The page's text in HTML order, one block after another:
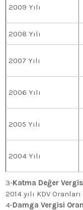
2009 Yılı
2008 Yılı
2007 Yılı
2006 Yılı
2005 Yılı
2004 Yılı
3-Katma Değer
2014 yılı KDV
4-Damga Vergisi